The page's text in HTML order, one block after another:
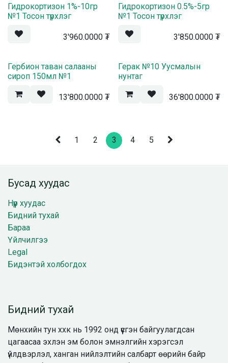
Жортой
Гидрокортизон 1%-10гр
№1 Тосон түрхлэг
3'960.0000₮
Жортой
Гидрокортизон 0.5%-5гр
№1 Тосон түрхлэг
3'850.0000₮
Гербион таван салааны
сироп 150мл №1
13'800.0000₮
Герак №10 Уусмалын
нунтаг
36'800.0000₮
1 2 3 4 5
Бусад хуудас
Нүүр хуудас
Бидний тухай
Бараа
Үйлчилгээ
Legal
Бидэнтэй холбогдох
Бидний тухай
Мөнхийн тун ххк нь 1992 онд үүсгэн байгуулагдсан
цагаасаа эхлэн эм болон эмнэлгийн хэрэгсэл
үйлдвэрлэл, ханган нийлэлтийн салбарт өөрийн байр